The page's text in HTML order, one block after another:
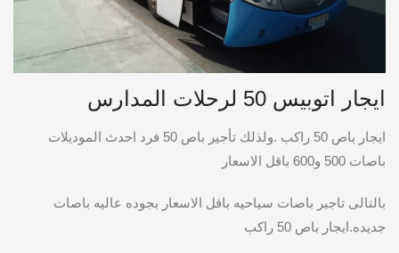
ايجار اتوبيس 50 لرحلات المدارس
ايجار باص 50 راكب .ولذلك تأجير باص 50 فرد احدث الموديلات
باصات 500 و600 باقل الاسعار
بالتالى تاجير باصات سياحيه باقل الاسعار بجوده عاليه باصات
جديده.ايجار باص 50 راكب